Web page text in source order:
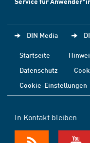
DIN Media
Startseite
Datenschutz
Cookie-Einstellungen
In Kontakt bleiben